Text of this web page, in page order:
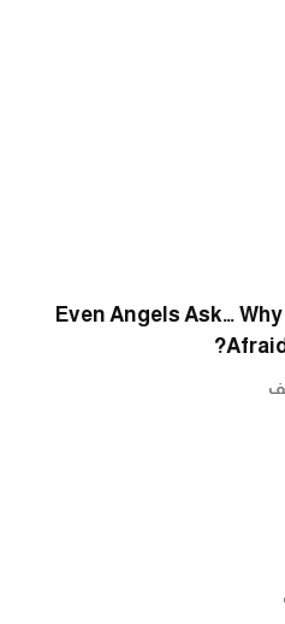
Even Angels Ask…